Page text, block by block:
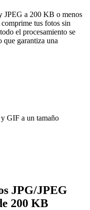
JPEG a 200 KB o menos
tus fotos sin
el procesamiento se
que garantiza una
GIF a un tamaño
JPG/JPEG
200 KB